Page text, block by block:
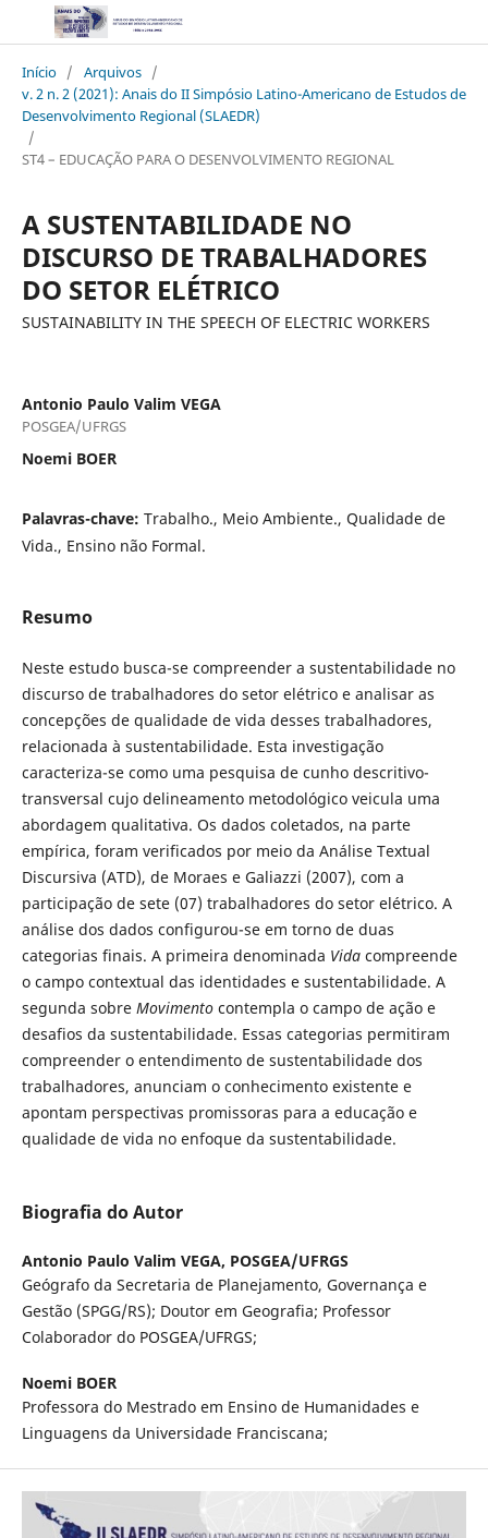
Início / Arquivos /
v. 2 n. 2 (2021): Anais do II Simpósio Latino-Americano de Estudos de
Desenvolvimento Regional (SLAEDR)
/
ST4 – EDUCAÇÃO PARA O DESENVOLVIMENTO REGIONAL
A SUSTENTABILIDADE NO
DISCURSO DE TRABALHADORES
DO SETOR ELÉTRICO
SUSTAINABILITY IN THE SPEECH OF ELECTRIC WORKERS
Antonio Paulo Valim VEGA
POSGEA/UFRGS
Noemi BOER
Palavras-chave: Trabalho., Meio Ambiente., Qualidade de
Vida., Ensino não Formal.
Resumo
Neste estudo busca-se compreender a sustentabilidade no
discurso de trabalhadores do setor elétrico e analisar as
concepções de qualidade de vida desses trabalhadores,
relacionada à sustentabilidade. Esta investigação
caracteriza-se como uma pesquisa de cunho descritivo-
transversal cujo delineamento metodológico veicula uma
abordagem qualitativa. Os dados coletados, na parte
empírica, foram verificados por meio da Análise Textual
Discursiva (ATD), de Moraes e Galiazzi (2007), com a
participação de sete (07) trabalhadores do setor elétrico. A
análise dos dados configurou-se em torno de duas
categorias finais. A primeira denominada Vida compreende
o campo contextual das identidades e sustentabilidade. A
segunda sobre Movimento contempla o campo de ação e
desafios da sustentabilidade. Essas categorias permitiram
compreender o entendimento de sustentabilidade dos
trabalhadores, anunciam o conhecimento existente e
apontam perspectivas promissoras para a educação e
qualidade de vida no enfoque da sustentabilidade.
Biografia do Autor
Antonio Paulo Valim VEGA, POSGEA/UFRGS
Geógrafo da Secretaria de Planejamento, Governança e
Gestão (SPGG/RS); Doutor em Geografia; Professor
Colaborador do POSGEA/UFRGS;
Noemi BOER
Professora do Mestrado em Ensino de Humanidades e
Linguagens da Universidade Franciscana;